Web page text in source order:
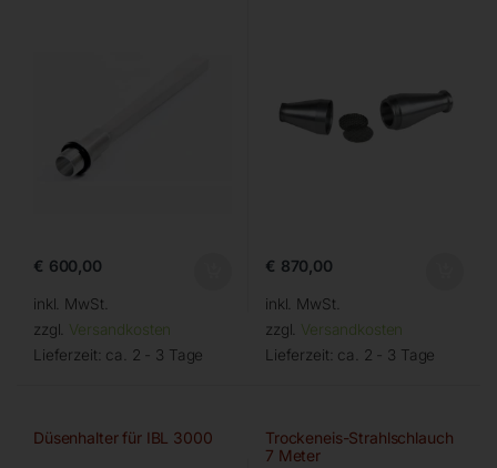
€ 600,00
inkl. MwSt.
zzgl. Versandkosten
Lieferzeit: ca. 2 - 3 Tage
€ 870,00
inkl. MwSt.
zzgl. Versandkosten
Lieferzeit: ca. 2 - 3 Tage
Düsenhalter für IBL 3000
Trockeneis-Strahlschlauch
7 Meter